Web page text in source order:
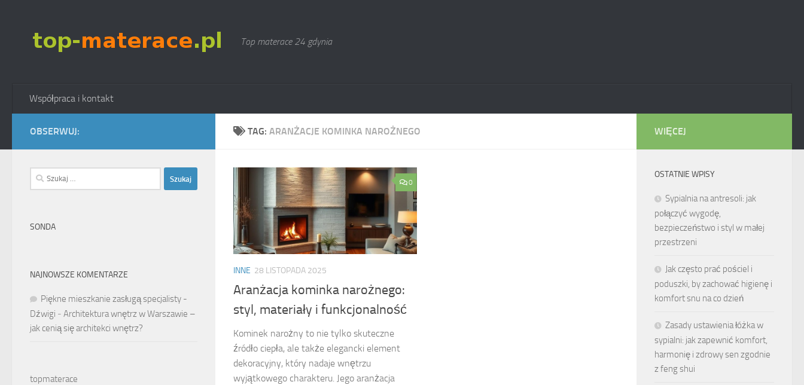
Top materace 24 gdynia
Współpraca i kontakt
TAG: ARANŻACJE KOMINKA NAROŻNEGO
0
INNE 28 LISTOPADA 2025
Aranżacja kominka narożnego:
styl, materiały i funkcjonalność
Kominek narożny to nie tylko skuteczne
źródło ciepła, ale także elegancki element
dekoracyjny, który nadaje wnętrzu
wyjątkowego charakteru. Jego aranżacja
OBSERWUJ:
Szukaj:
SONDA
NAJNOWSZE KOMENTARZE
Piękne mieszkanie zasługą specjalisty -
Dźwigi - Architektura wnętrz w Warszawie –
jak cenią się architekci wnętrz?
topmaterace
WIĘCEJ
OSTATNIE WPISY
Sypialnia na antresoli: jak
połączyć wygodę,
bezpieczeństwo i styl w małej
przestrzeni
Jak często prać pościel i
poduszki, by zachować higienę i
komfort snu na co dzień
Zasady ustawienia łóżka w
sypialni: jak zapewnić komfort,
harmonię i zdrowy sen zgodnie
z feng shui